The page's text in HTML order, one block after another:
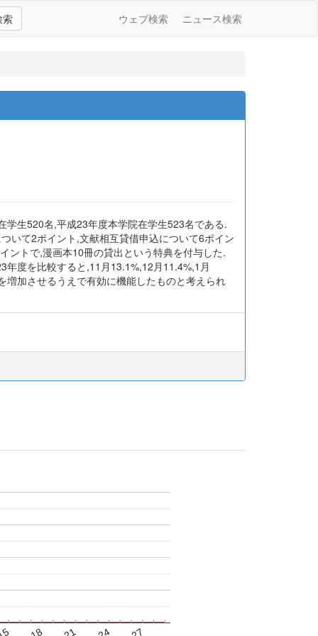
索 ウェブ検索 ニュース検索
学生520名,平成23年度本学院在学生523名である.
いて2ポイント,文献相互貸借申込について6ポイン
ントで,漫画本10冊の貸出という特典を付与した.
度を比較すると,11月13.1%,12月11.4%,1月
加させるうえで有効に機能したものと考えられ